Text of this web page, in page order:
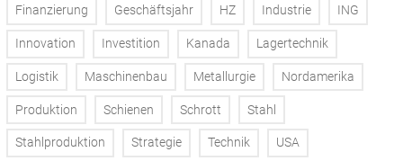
Finanzierung Geschäftsjahr HZ Industrie ING
Innovation Investition Kanada Lagertechnik
Logistik Maschinenbau Metallurgie Nordamerika
Produktion Schienen Schrott Stahl
Stahlproduktion Strategie Technik USA